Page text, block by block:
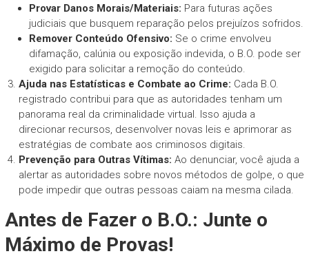
Provar Danos Morais/Materiais: Para futuras ações
judiciais que busquem reparação pelos prejuízos sofridos.
Remover Conteúdo Ofensivo: Se o crime envolveu
difamação, calúnia ou exposição indevida, o B.O. pode ser
exigido para solicitar a remoção do conteúdo.
Ajuda nas Estatísticas e Combate ao Crime: Cada B.O.
registrado contribui para que as autoridades tenham um
panorama real da criminalidade virtual. Isso ajuda a
direcionar recursos, desenvolver novas leis e aprimorar as
estratégias de combate aos criminosos digitais.
Prevenção para Outras Vítimas: Ao denunciar, você ajuda a
alertar as autoridades sobre novos métodos de golpe, o que
pode impedir que outras pessoas caiam na mesma cilada.
Antes de Fazer o B.O.: Junte o
Máximo de Provas!